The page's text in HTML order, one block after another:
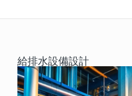
給排水設備設計